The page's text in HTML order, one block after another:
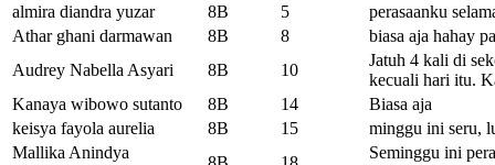
almira diandra yuzar
8B 5
perasaanku
Athar ghani darmawan
8B 8
biasa aja hahay
Audrey Nabella Asyari
8B 10
Jatuh 4 kali di
kecuali hari itu.
Kanaya wibowo sutanto
8B 14
Biasa aja
keisya fayola aurelia
8B 15
minggu ini seru,
Mallika Anindya
Seminggu ini